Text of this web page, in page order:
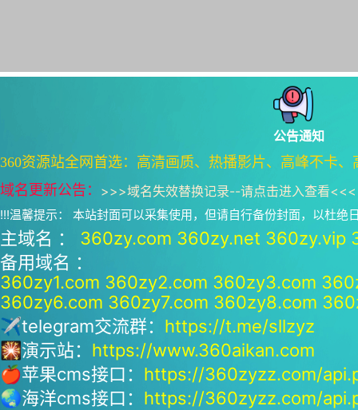
公告通知
360资源站全网首选：高清画质、热播影片、高峰不卡
域名更新公告： >>>域名失效替换记录--请点击进入查看<<<
!!!温馨提示： 本站封面可以采集使用，但请自行备份封面，以杜绝
主域名 ： 360zy.com 360zy.net 360zy.vip
备用域名 ：
360zy1.com 360zy2.com 360zy3.com
360zy6.com 360zy7.com 360zy8.com
✈telegram交流群： https://t.me/sllzyz
🎇演示站： https://www.360aikan.com
🍎苹果cms接口： https://360zyzz.com/
🌏海洋cms接口： https://360zyzz.com/